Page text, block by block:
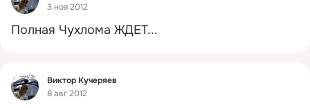
3 ноя 2012
Полная Чухлома ЖДЕТ...
Фид
Виктор Кучеряев
8 авг 2012